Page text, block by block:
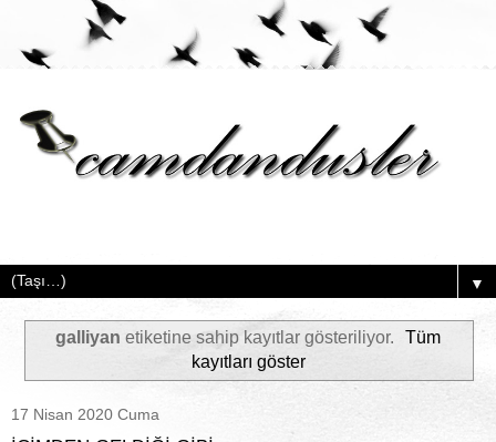
▼
galliyan etiketine sahip kayıtlar gösteriliyor.
Tüm
kayıtları göster
17 Nisan 2020 Cuma